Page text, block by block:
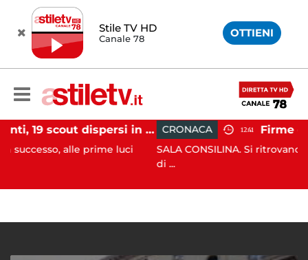
Stile TV HD
Canale 78 OTTIENI
Tramonti, 19 scout dispersi in montagna salvati dai vigili del fuoco
prime luci
CRONACA 12:41
SALA CONSILINA. Si ritrovano liquidatori e